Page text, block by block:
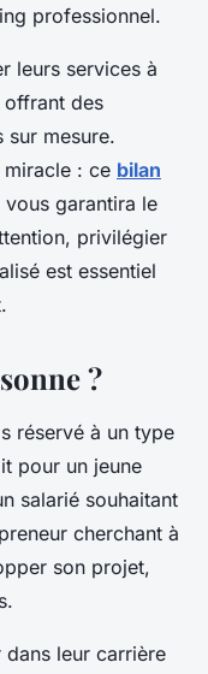
professionnel.
leurs services à
des
sur mesure.
miracle : ce bilan
vous garantira le
privilégier
est essentiel
?
réservé à un type
pour un jeune
salarié souhaitant
cherchant à
son projet,
dans leur carrière